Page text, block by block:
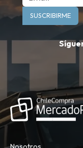
SUSCRIBIRME